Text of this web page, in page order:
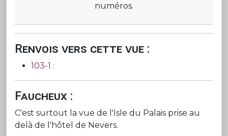
numéros.
Renvois vers cette vue :
103-1 :
Faucheux :
C'est surtout la vue de l'Isle du Palais prise au
delà de l'hôtel de Nevers.